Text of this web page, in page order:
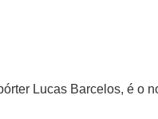
Lucas Barcelos, é o